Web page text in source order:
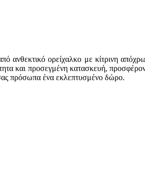
ανθεκτικό ορείχαλκο με κίτρινη
και προσεγμένη κατασκευή,
πρόσωπα ένα εκλεπτυσμένο δώρο.